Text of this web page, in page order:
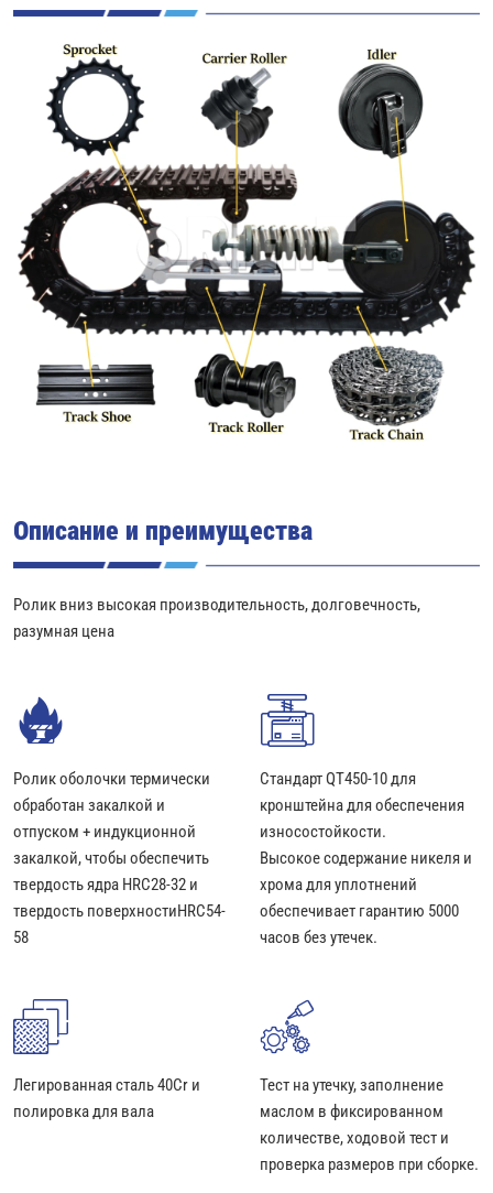
Описание и преимущества
Ролик вниз высокая производительность, долговечность,
разумная цена
Ролик оболочки термически
обработан закалкой и
отпуском + индукционной
закалкой, чтобы обеспечить
твердость ядра HRC28-32 и
твердость поверхностиHRC54-
58
Стандарт QT450-10 для
кронштейна для обеспечения
износостойкости.
Высокое содержание никеля и
хрома для уплотнений
обеспечивает гарантию 5000
часов без утечек.
Легированная сталь 40Cr и
полировка для вала
Тест на утечку, заполнение
маслом в фиксированном
количестве, ходовой тест и
проверка размеров при сборке.